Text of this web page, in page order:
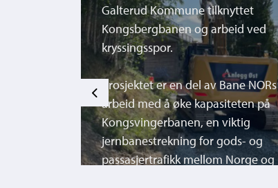
Previous
Galterud Kommune tilknyttet
Kongsbergbanen og arbeid ved
kryssingsspor.
Prosjektet er en del av Bane NORs
arbeid med å øke kapasiteten på
Kongsvingerbanen, en viktig
jernbanestrekning for gods- og
passasjertrafikk mellom Norge og